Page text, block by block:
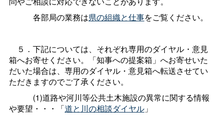
各部局の業務は県の組織と仕事をご覧ください。
５．下記については、それぞれ専用のダイヤル・意見
箱へお寄せください。「知事への提案箱」へお寄せいた
だいた場合は、専用のダイヤル・意見箱へ転送させてい
ただきますのでご了承ください。
(1)道路や河川等公共土木施設の異常に関する情報
や要望・・・「道と川の相談ダイヤル」